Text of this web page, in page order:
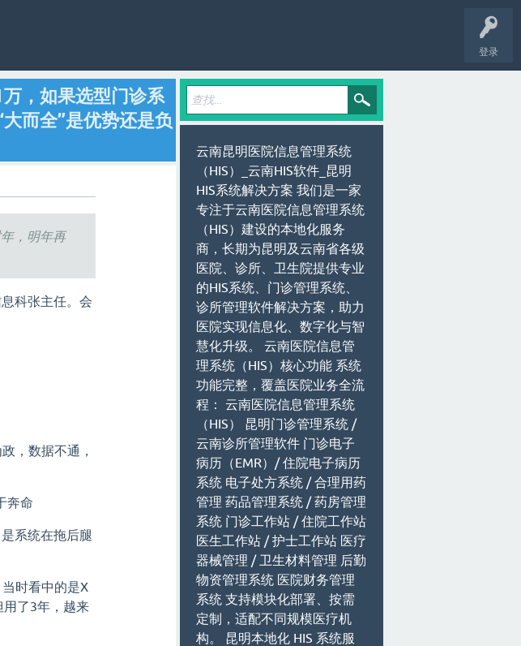
登录
，如果选型门诊系
而全”是优势还是负
，明年再
科张主任。会
，数据不通，
奔命
系统在拖后腿
时看中的是X
了3年，越来
云南昆明医院信息管理系统
（HIS）_云南HIS软件_昆明
HIS系统解决方案 我们是一家
专注于云南医院信息管理系统
（HIS）建设的本地化服务
商，长期为昆明及云南省各级
医院、诊所、卫生院提供专业
的HIS系统、门诊管理系统、
诊所管理软件解决方案，助力
医院实现信息化、数字化与智
慧化升级。 云南医院信息管
理系统（HIS）核心功能 系统
功能完整，覆盖医院业务全流
程： 云南医院信息管理系统
（HIS） 昆明门诊管理系统 /
云南诊所管理软件 门诊电子
病历（EMR）/ 住院电子病历
系统 电子处方系统 / 合理用药
管理 药品管理系统 / 药房管理
系统 门诊工作站 / 住院工作站
医生工作站 / 护士工作站 医疗
器械管理 / 卫生材料管理 后勤
物资管理系统 医院财务管理
系统 支持模块化部署、按需
定制，适配不同规模医疗机
构。 昆明本地化 HIS 系统服